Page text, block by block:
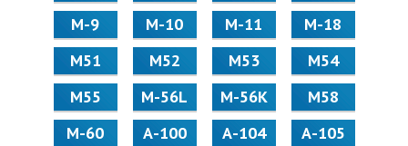
М-9
М-10 М-11
М-18
М51
М52 М53
М54
М55
M-56L M-56K
М58
M-60
А-100 А-104
А-105